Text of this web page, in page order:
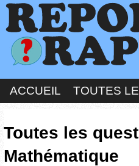
ACCUEIL TOUTES
Toutes les
Mathématique